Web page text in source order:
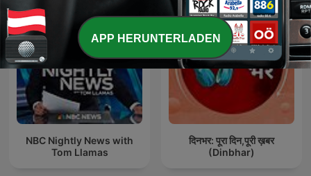
NBC Nightly News with
Tom Llamas
दिनभर: पूरा दिन,पूरी ख़बर
(Dinbhar)
APP HERUNTERLADEN